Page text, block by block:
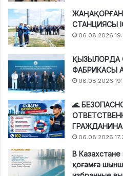
СТАНЦИЯСЫ
06.08.2026
ҚЫЗЫЛОРДА
ФАБРИКАСЫ
06.08.2026
🌊
ГРАЖДАНИНА
06.08.2026
В Казахстане
қоғамға